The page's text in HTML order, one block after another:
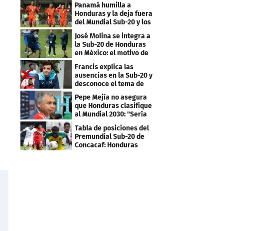
Panamá humilla a
Honduras y la deja fuera
del Mundial Sub-20 y los
Juegos Olímpicos
José Molina se integra a
la Sub-20 de Honduras
en México: el motivo de
su viaje
Francis explica las
ausencias en la Sub-20 y
desconoce el tema de
los tiktokers
Pepe Mejía no asegura
que Honduras clasifique
al Mundial 2030: "Sería
mentir"
Tabla de posiciones del
Premundial Sub-20 de
Concacaf: Honduras